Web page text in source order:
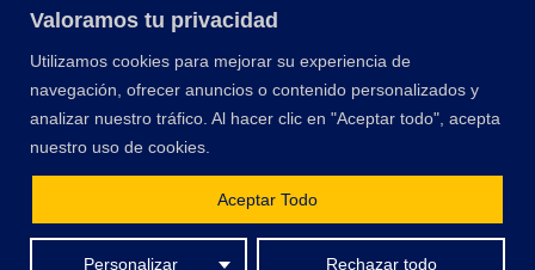
Valoramos tu privacidad
Utilizamos cookies para mejorar su experiencia de
navegación, ofrecer anuncios o contenido personalizados y
analizar nuestro tráfico. Al hacer clic en "Aceptar todo", acepta
nuestro uso de cookies.
Personalizar Rechazar todo
Aceptar Todo
Política de privacidad